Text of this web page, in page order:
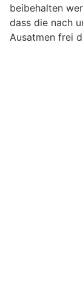
beibehalten
dass die nach
Ausatmen frei